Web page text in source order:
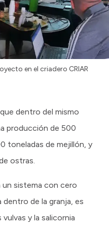
en el criadero CRIAR
dentro del mismo
producción de 500
toneladas de mejillón, y
ostras.
un sistema con cero
de la granja, es
y la salicornia